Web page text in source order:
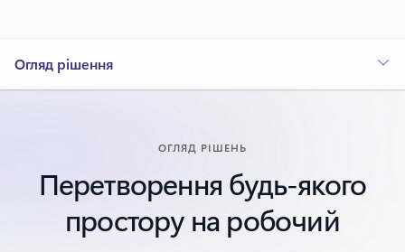
Огляд рішення
ОГЛЯД РІШЕНЬ
Перетворення будь-якого
простору на робочий